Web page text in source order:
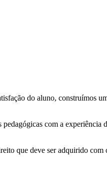
do aluno, construímos
com a experiência
que deve ser adquirido com